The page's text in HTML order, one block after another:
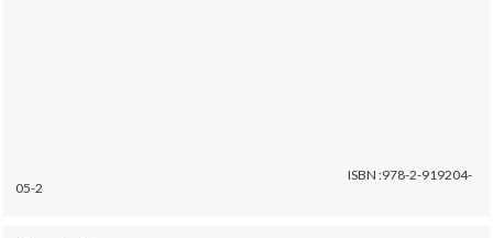
ISBN :978-2-919204-
05-2